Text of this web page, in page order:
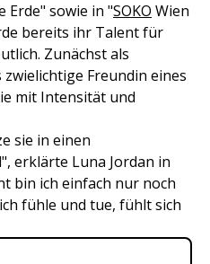
Erde" sowie in "SOKO Wien
bereits ihr Talent für
Zunächst als
Freundin eines
mit Intensität und
sie in einen
erklärte Luna Jordan in
bin ich einfach nur noch
fühle und tue, fühlt sich